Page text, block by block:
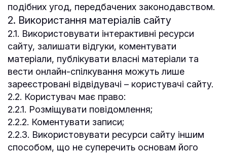
подібних угод, передбачених законодавством.
2. Використання матеріалів сайту
2.1. Використовувати інтерактивні ресурси
сайту, залишати відгуки, коментувати
матеріали, публікувати власні матеріали та
вести онлайн-спілкування можуть лише
зареєстровані відвідувачі – користувачі сайту.
2.2. Користувач має право:
2.2.1. Розміщувати повідомлення;
2.2.2. Коментувати записи;
2.2.3. Використовувати ресурси сайту іншим
способом, що не суперечить основам його